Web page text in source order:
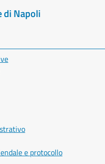
di Napoli
e protocollo